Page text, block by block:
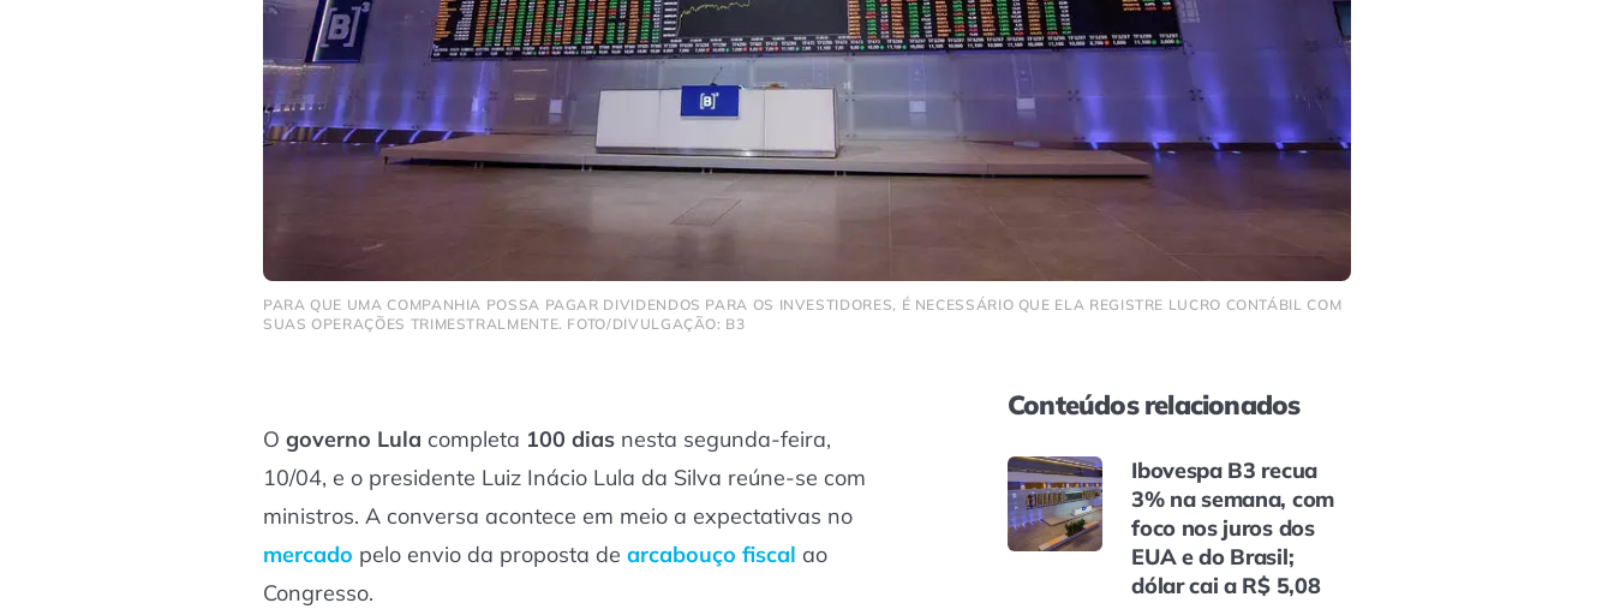
PARA QUE UMA COMPANHIA POSSA PAGAR DIVIDENDOS PARA OS INVESTIDORES, É NECESSÁRIO QUE ELA REGISTRE LUCRO CONTÁBIL COM
SUAS OPERAÇÕES TRIMESTRALMENTE. FOTO/DIVULGAÇÃO: B3
O governo Lula completa 100 dias nesta segunda-feira,
10/04, e o presidente Luiz Inácio Lula da Silva reúne-se com
ministros. A conversa acontece em meio a expectativas no
mercado pelo envio da proposta de arcabouço fiscal ao
Congresso.
Conteúdos relacionados
Ibovespa B3 recua
3% na semana, com
foco nos juros dos
EUA e do Brasil;
dólar cai a R$ 5,08